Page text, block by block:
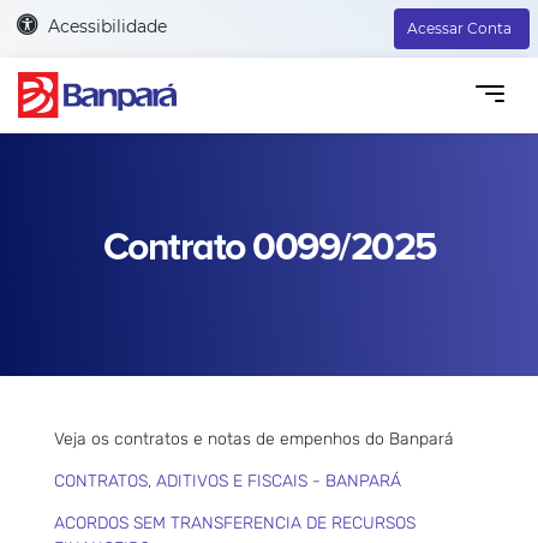
Acessibilidade Acessar Conta
Contrato 0099/2025
Veja os contratos e notas de empenhos do Banpará
CONTRATOS, ADITIVOS E FISCAIS - BANPARÁ
ACORDOS SEM TRANSFERENCIA DE RECURSOS